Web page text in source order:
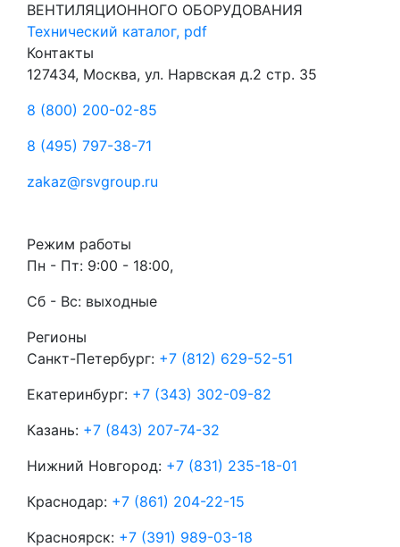
ВЕНТИЛЯЦИОННОГО ОБОРУДОВАНИЯ
Технический каталог, pdf
Контакты
127434, Москва, ул. Нарвская д.2 стр. 35
8 (800) 200-02-85
8 (495) 797-38-71
zakaz@rsvgroup.ru
Режим работы
Пн - Пт: 9:00 - 18:00,
Сб - Вс: выходные
Регионы
Санкт-Петербург: +7 (812) 629-52-51
Екатеринбург: +7 (343) 302-09-82
Казань: +7 (843) 207-74-32
Нижний Новгород: +7 (831) 235-18-01
Краснодар: +7 (861) 204-22-15
Красноярск: +7 (391) 989-03-18